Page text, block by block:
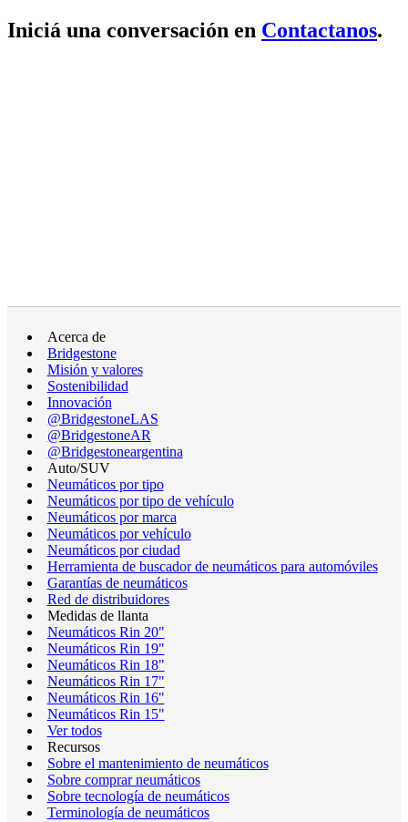
Iniciá una conversación en Contactanos.
Acerca de
Bridgestone
Misión y valores
Sostenibilidad
Innovación
@BridgestoneLAS
@BridgestoneAR
@Bridgestoneargentina
Auto/SUV
Neumáticos por tipo
Neumáticos por tipo de vehículo
Neumáticos por marca
Neumáticos por vehículo
Neumáticos por ciudad
Herramienta de buscador de neumáticos para automóviles
Garantías de neumáticos
Red de distribuidores
Medidas de llanta
Neumáticos Rin 20"
Neumáticos Rin 19"
Neumáticos Rin 18"
Neumáticos Rin 17"
Neumáticos Rin 16"
Neumáticos Rin 15"
Ver todos
Recursos
Sobre el mantenimiento de neumáticos
Sobre comprar neumáticos
Sobre tecnología de neumáticos
Terminología de neumáticos